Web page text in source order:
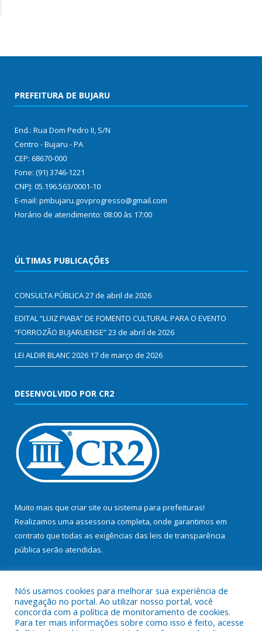
PREFEITURA DE BUJARU
End.: Rua Dom Pedro II, S/N
Centro - Bujaru - PA
CEP: 68670-000
Fone: (91) 3746-1221
CNPJ: 05.196.563/0001-10
E-mail: pmbujaru.govprogresso@gmail.com
Horário de atendimento: 08:00 às 17:00
ÚLTIMAS PUBLICAÇÕES
CONSULTA PÚBLICA27 de abril de 2026
EDITAL “LUIZ PIABA” DE FOMENTO CULTURAL PARA O EVENTO
“FORROZÃO BUJARUENSE”23 de abril de 2026
LEI ALDIR BLANC 2026 17 de março de 2026
DESENVOLVIDO POR CR2
Muito mais que criar site ou sistema para prefeituras!
Realizamos uma assessoria completa, onde garantimos em
contrato que todas as exigências das leis de transparência
pública serão atendidas.
Nós usamos cookies para melhorar sua experiência de
navegação no portal. Ao utilizar nosso portal, você
concorda com a política de monitoramento de cookies.
Para ter mais informações sobre como isso é feito, acesse